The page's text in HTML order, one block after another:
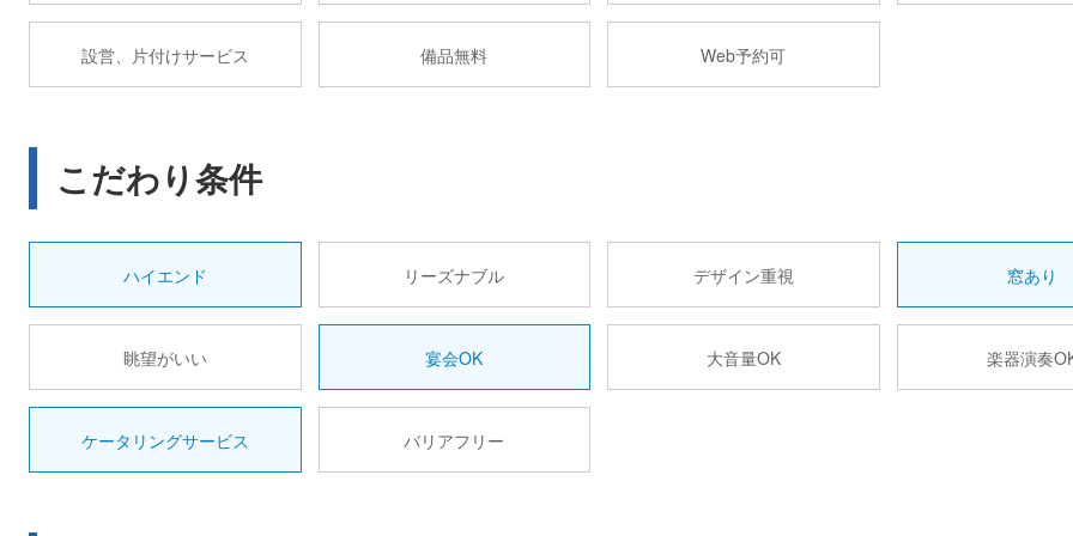
設営、片付けサービス 備品無料 Web予約可
こだわり条件
ハイエンド リーズナブル デザイン重視 窓あり
眺望がいい 宴会OK 大音量OK 楽器演奏
ケータリングサービス バリアフリー